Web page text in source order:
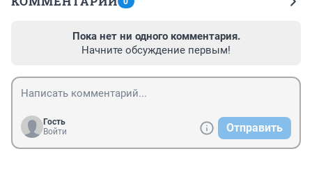
Пока нет ни одного комментария.
Начните обсуждение первым!
Гость
Войти
Отправить